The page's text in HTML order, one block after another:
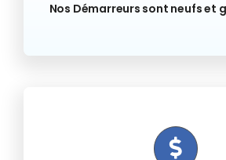
Nos Démarreurs sont neufs et